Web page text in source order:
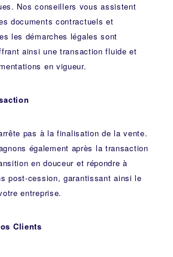
Nosconseillers vous assistent
documents contractuels et
les démarches légales sont
ainsi une transaction fluide et
en vigueur.
pas à la finalisation de la vente.
également après la transaction
en douceur et répondre à
post-cession, garantissant ainsi le
entreprise.
Clients